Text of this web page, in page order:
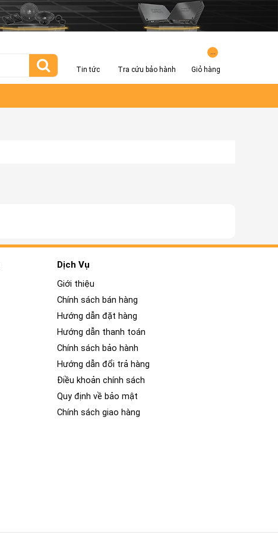
Tin tức Tra cứu bảo hành Giỏ hàng
Dịch Vụ
Giới thiệu
Chính sách bán hàng
Hướng dẫn đặt hàng
Hướng dẫn thanh toán
Chính sách bảo hành
Hướng dẫn đổi trả hàng
Điều khoản chính sách
Quy định về bảo mật
Chính sách giao hàng